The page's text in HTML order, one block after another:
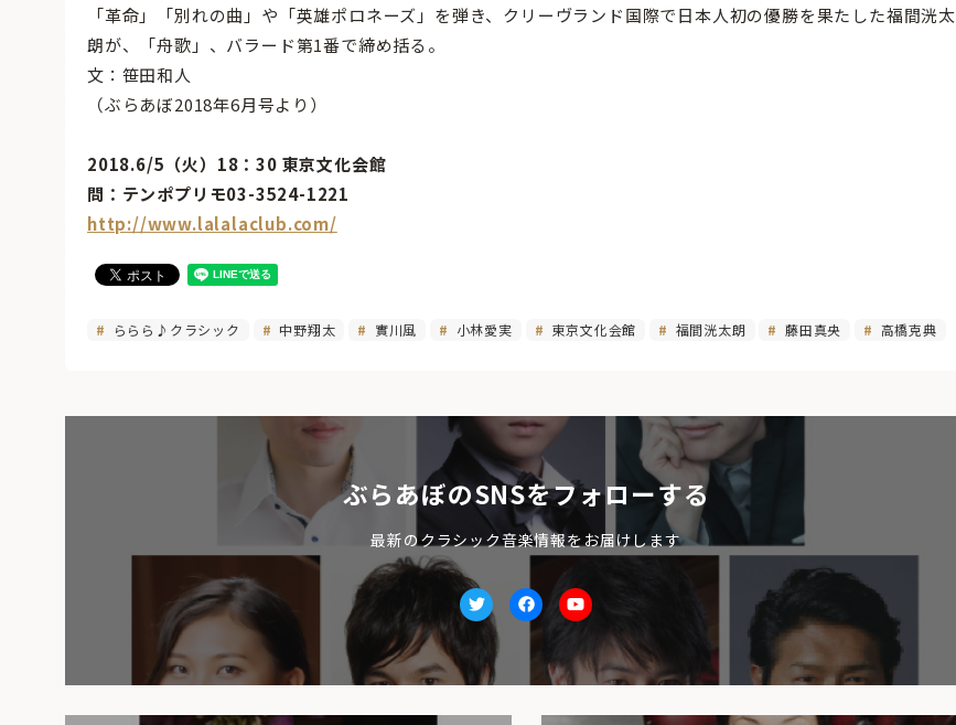
「革命」「別れの曲」や「英雄ポロネーズ」を弾き、クリーヴランド国際で日本人初の優勝を果たした福間洸太
朗が、「舟歌」、バラード第1番で締め括る。
文：笹田和人
（ぶらあぼ2018年6月号より）
2018.6/5（火）18：30 東京文化会館
問：テンポプリモ03-3524-1221
http://www.lalalaclub.com/
ららら♪クラシック 中野翔太 實川風 小林愛実 東京文化会館 福間洸太朗 藤田真央 高橋克典
ぶらあぼのSNSをフォローする
最新のクラシック音楽情報をお届けします
TwitterfacebookYoutube